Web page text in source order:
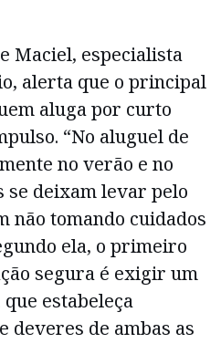
Maciel, especialista
alerta que o principal
aluga por curto
“No aluguel de
no verão e no
se deixam levar pelo
não tomando cuidados
ela, o primeiro
segura é exigir um
estabeleça
deveres de ambas as